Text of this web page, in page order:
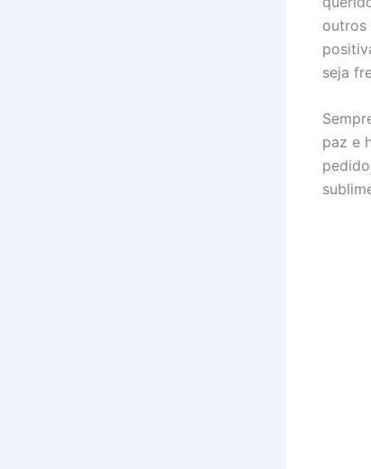
outros
seja
paz e